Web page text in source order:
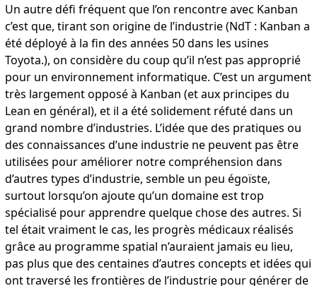
Un autre défi fréquent que l’on rencontre avec Kanban
c’est que, tirant son origine de l’industrie (NdT : Kanban a
été déployé à la fin des années 50 dans les usines
Toyota.), on considère du coup qu’il n’est pas approprié
pour un environnement informatique. C’est un argument
très largement opposé à Kanban (et aux principes du
Lean en général), et il a été solidement réfuté dans un
grand nombre d’industries. L’idée que des pratiques ou
des connaissances d’une industrie ne peuvent pas être
utilisées pour améliorer notre compréhension dans
d’autres types d’industrie, semble un peu égoïste,
surtout lorsqu’on ajoute qu’un domaine est trop
spécialisé pour apprendre quelque chose des autres. Si
tel était vraiment le cas, les progrès médicaux réalisés
grâce au programme spatial n’auraient jamais eu lieu,
pas plus que des centaines d’autres concepts et idées qui
ont traversé les frontières de l’industrie pour générer de